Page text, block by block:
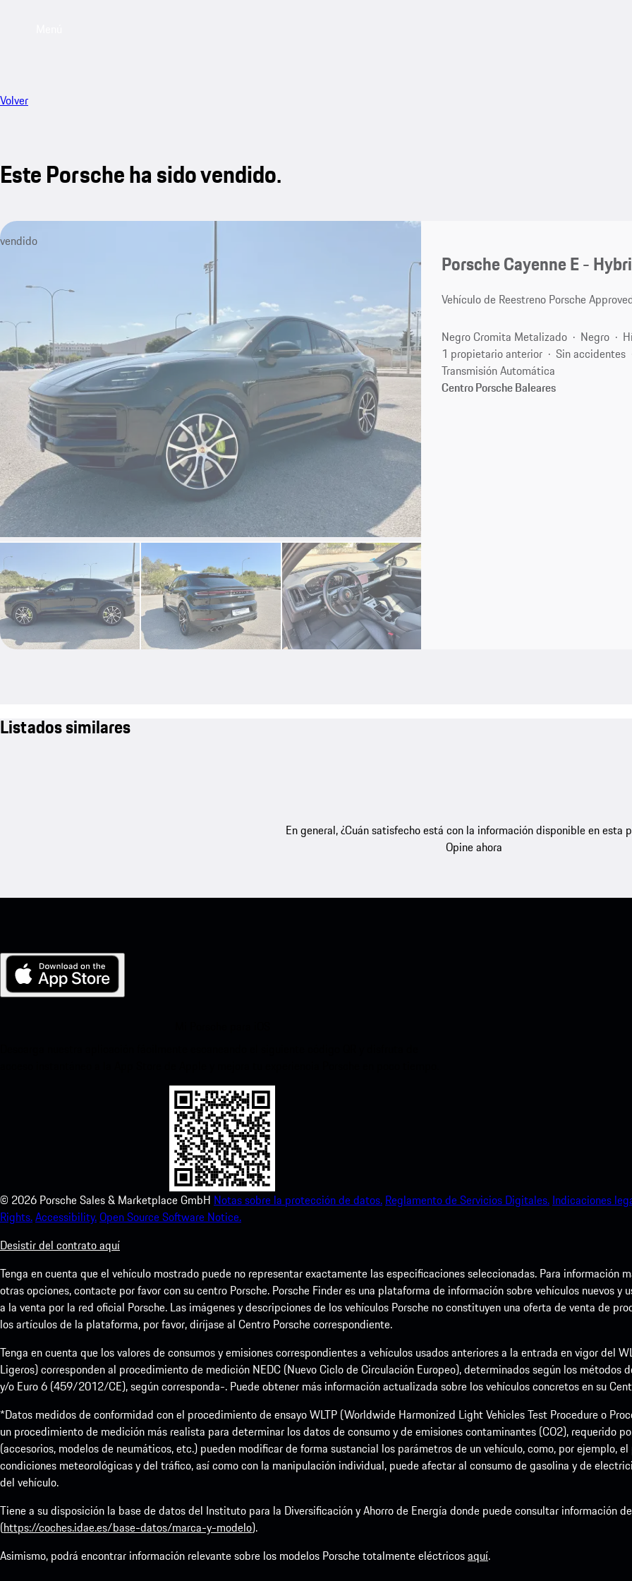
Volver
Este Porsche ha sido vendido.
vendido
Porsche Cayenne E -
Vehículo de Reestreno Porsche
Negro Cromita Metalizado Negro
1 propietario anterior
Sin accidentes
Transmisión Automática
Centro Porsche Baleares
Listados similares
En general, ¿Cuán satisfecho está con la información disponible en esta
Opine ahora
© 2026 Porsche Sales & Marketplace GmbH Notas sobre la protección de datos. Reglamento de Servicios Digitales. Indicaciones
Rights.Accessibility.Open Source Software Notice.
Desistir del contrato aquí
Tenga en cuenta que el vehículo mostrado puede no representar exactamente las especificaciones seleccionadas. Para información
otras opciones, contacte por favor con su centro Porsche. Porsche Finder es una plataforma de información sobre vehículos nuevos y
a la venta por la red oficial Porsche. Las imágenes y descripciones de los vehículos Porsche no constituyen una oferta de venta de
los artículos de la plataforma, por favor, diríjase al Centro Porsche correspondiente.
Tenga en cuenta que los valores de consumos y emisiones correspondientes a vehículos usados anteriores a la entrada en vigor del
Ligeros) corresponden al procedimiento de medición NEDC (Nuevo Ciclo de Circulación Europeo), determinados según los
y/o Euro 6 (459/2012/CE), según corresponda-. Puede obtener más información actualizada sobre los vehículos concretos en su
*Datos medidos de conformidad con el procedimiento de ensayo WLTP (Worldwide Harmonized Light Vehicles Test Procedure o
un procedimiento de medición más realista para determinar los datos de consumo y de emisiones contaminantes (CO2), requerido
(accesorios, modelos de neumáticos, etc.) pueden modificar de forma sustancial los parámetros de un vehículo, como, por ejemplo,
condiciones meteorológicas y del tráfico, así como con la manipulación individual, puede afectar al consumo de gasolina y de
del vehículo.
Tiene a su disposición la base de datos del Instituto para la Diversificación y Ahorro de Energía donde puede consultar información
(https://coches.idae.es/base-datos/marca-y-modelo).
Asimismo, podrá encontrar información relevante sobre los modelos Porsche totalmente eléctricosaquí.